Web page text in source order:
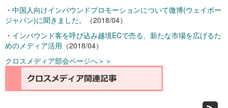
・ 中国人向けインバウンドプロモーションについて微博(ウェイボー
ジャパン)に聞きました。
（2018/04）
・ インバウンド客を呼び込み越境ECで売る、新たな市場を広げるた
めのメディア活用 （2018/04）
クロスメディア部会ページへ＞＞